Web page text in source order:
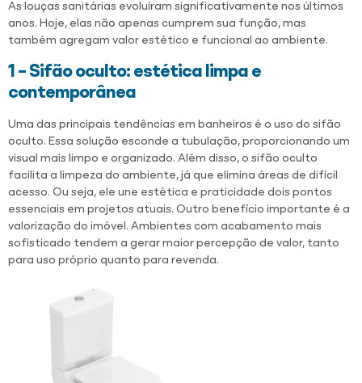
As louças sanitárias evoluíram significativamente nos últimos
anos. Hoje, elas não apenas cumprem sua função, mas
também agregam valor estético e funcional ao ambiente.
1 – Sifão oculto: estética limpa e
contemporânea
Uma das principais tendências em banheiros é o uso do sifão
oculto. Essa solução esconde a tubulação, proporcionando um
visual mais limpo e organizado. Além disso, o sifão oculto
facilita a limpeza do ambiente, já que elimina áreas de difícil
acesso. Ou seja, ele une estética e praticidade dois pontos
essenciais em projetos atuais. Outro benefício importante é a
valorização do imóvel. Ambientes com acabamento mais
sofisticado tendem a gerar maior percepção de valor, tanto
para uso próprio quanto para revenda.